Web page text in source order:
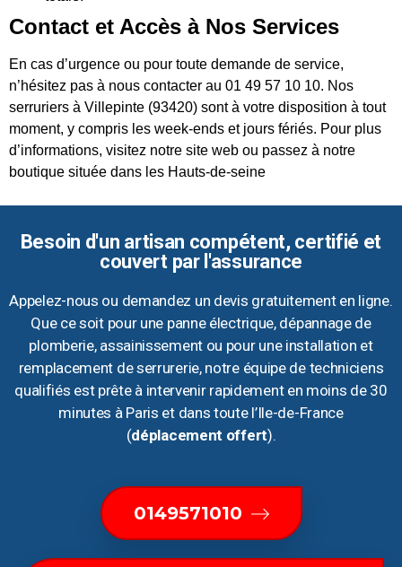
Contact et Accès à Nos Services
En cas d’urgence ou pour toute demande de service,
n’hésitez pas à nous contacter au 01 49 57 10 10. Nos
serruriers à Villepinte (93420) sont à votre disposition à tout
moment, y compris les week-ends et jours fériés. Pour plus
d’informations, visitez notre site web ou passez à notre
boutique située dans les Hauts-de-seine
Besoin d'un artisan compétent, certifié et
couvert par l'assurance
Appelez-nous ou demandez un devis gratuitement en ligne.
Que ce soit pour une panne électrique, dépannage de
plomberie, assainissement ou pour une installation et
remplacement de serrurerie, notre équipe de techniciens
qualifiés est prête à intervenir rapidement en moins de 30
minutes à Paris et dans toute l’Ile-de-France
(déplacement offert).
0149571010